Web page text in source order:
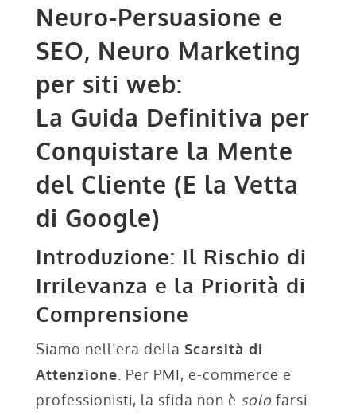
Neuro-Persuasione e
SEO, Neuro Marketing
per siti web:
La Guida Definitiva per
Conquistare la Mente
del Cliente (E la Vetta
di Google)
Introduzione: Il Rischio di
Irrilevanza e la Priorità di
Comprensione
Siamo nell’era della Scarsità di
Attenzione . Per PMI, e-commerce e
professionisti, la sfida non è solofarsi